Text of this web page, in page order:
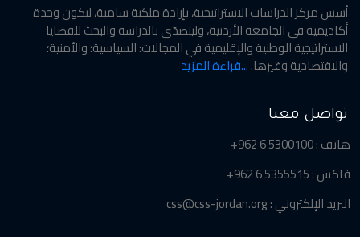
أسس مركز الدراسات الاستراتيجية، بإرادة ملكية سامية، ليكون وحدة
أكاديمية في الجامعة الأردنية، وليتصدّى بالدراسة والبحث للقضايا
الاستراتيجية الوطنية والإقليمية في المجالات: السياسية؛ والأمنية؛
والاقتصادية وغيرها....قراءة المزيد
تواصل معنا
هاتف : 5300100 6 962+
فاكس : 5355515 6 962+
البريد الإلكتروني : css@css-jordan.org